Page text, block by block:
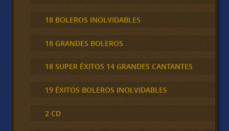
18 BOLEROS INOLVIDABLES
18 GRANDES BOLEROS
18 SUPER ÉXITOS 14 GRANDES CANTANTES
19 ÉXITOS BOLEROS INOLVIDABLES
2 CD